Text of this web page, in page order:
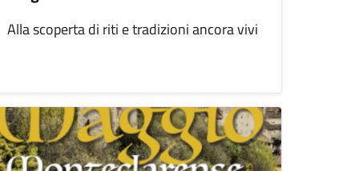
Alla scoperta di riti e tradizioni ancora vivi